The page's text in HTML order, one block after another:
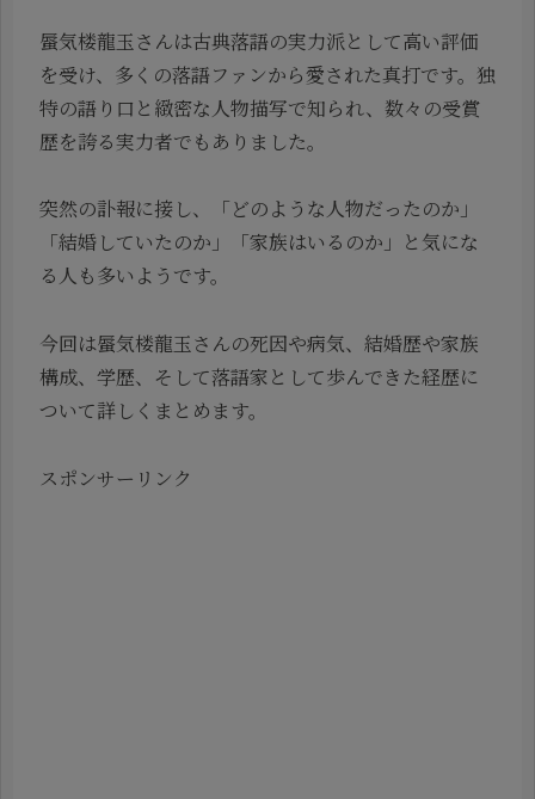
蜃気楼龍玉さんは古典落語の実力派として高い評価
を受け、多くの落語ファンから愛された真打です。独
特の語り口と緻密な人物描写で知られ、数々の受賞
歴を誇る実力者でもありました。
突然の訃報に接し、「どのような人物だったのか」
「結婚していたのか」「家族はいるのか」と気にな
る人も多いようです。
今回は蜃気楼龍玉さんの死因や病気、結婚歴や家族
構成、学歴、そして落語家として歩んできた経歴に
ついて詳しくまとめます。
スポンサーリンク